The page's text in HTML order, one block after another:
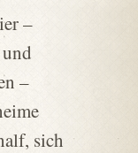
–
–
sich